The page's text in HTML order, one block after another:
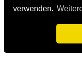
verwenden.